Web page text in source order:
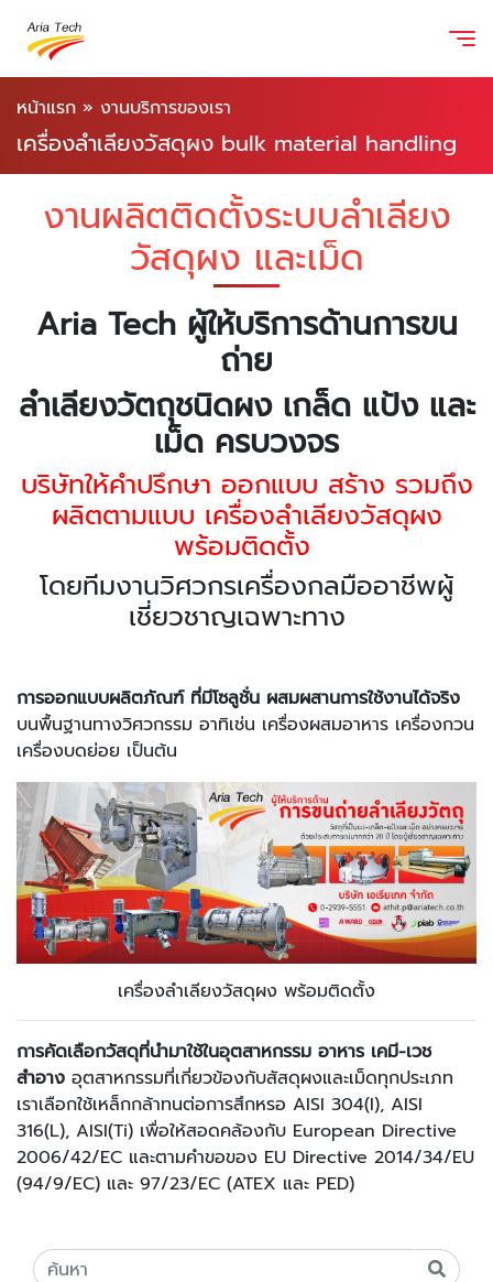
หน้าแรก » งานบริการของเรา
เครื่องลำเลียงวัสดุผง bulk material handling
งานผลิตติดตั้งระบบลำเลียง
วัสดุผง และเม็ด
Aria Tech ผู้ให้บริการด้านการขน
ถ่าย
ลำเลียงวัตถุชนิดผง เกล็ด แป้ง และ
เม็ด ครบวงจร
บริษัทให้คำปรึกษา ออกแบบ สร้าง รวมถึง
ผลิตตามแบบ เครื่องลำเลียงวัสดุผง
พร้อมติดตั้ง
โดยทีมงานวิศวกรเครื่องกลมืออาชีพผู้
เชี่ยวชาญเฉพาะทาง
การออกแบบผลิตภัณฑ์ ที่มีโซลูชั่น ผสมผสานการใช้งานได้จริง
บนพื้นฐานทางวิศวกรรม อาทิเช่น เครื่องผสมอาหาร เครื่องกวน
เครื่องบดย่อย เป็นต้น
เครื่องลำเลียงวัสดุผง พร้อมติดตั้ง
การคัดเลือกวัสดุที่นำมาใช้ในอุตสาหกรรม อาหาร เคมี-เวช
สำอาง อุตสาหกรรมที่เกี่ยวข้องกับสัสดุผงและเม็ดทุกประเภท
เราเลือกใช้เหล็กกล้าทนต่อการสึกหรอ AISI 304(I), AISI
316(L), AISI(Ti) เพื่อให้สอดคล้องกับ European Directive
2006/42/EC และตามคำขอของ EU Directive 2014/34/EU
(94/9/EC) และ 97/23/EC (ATEX และ PED)